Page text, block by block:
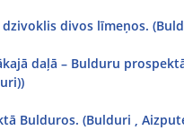
divos līmeņos.
daļā – Bulduru
Bulduros. (Bulduri ,